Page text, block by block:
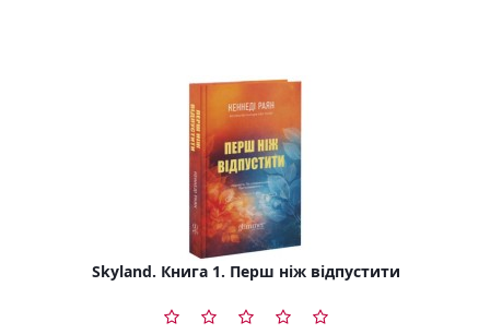
Skyland. Книга 1. Перш ніж відпустити